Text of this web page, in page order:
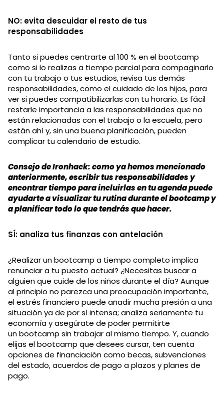
NO: evita descuidar el resto de tus
responsabilidades
Tanto si puedes centrarte al 100 % en el bootcamp
como si lo realizas a tiempo parcial para compaginarlo
con tu trabajo o tus estudios, revisa tus demás
responsabilidades, como el cuidado de los hijos, para
ver si puedes compatibilizarlas con tu horario. Es fácil
restarle importancia a las responsabilidades que no
están relacionadas con el trabajo o la escuela, pero
están ahí y, sin una buena planificación, pueden
complicar tu calendario de estudio.
Consejo de Ironhack: como ya hemos mencionado
anteriormente, escribir tus responsabilidades y
encontrar tiempo para incluirlas en tu agenda puede
ayudarte a visualizar tu rutina durante el bootcamp y
a planificar todo lo que tendrás que hacer.
SÍ: analiza tus finanzas con antelación
¿Realizar un bootcamp a tiempo completo implica
renunciar a tu puesto actual? ¿Necesitas buscar a
alguien que cuide de los niños durante el día? Aunque
al principio no parezca una preocupación importante,
el estrés financiero puede añadir mucha presión a una
situación ya de por sí intensa; analiza seriamente tu
economía y asegúrate de poder permitirte
un bootcamp sin trabajar al mismo tiempo. Y, cuando
elijas el bootcamp que desees cursar, ten cuenta
opciones de financiación como becas, subvenciones
del estado, acuerdos de pago a plazos y planes de
pago.